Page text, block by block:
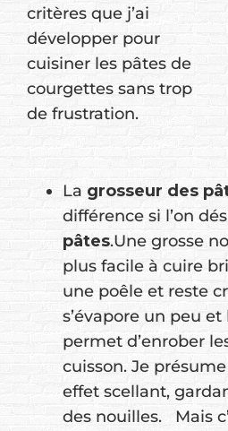
critères que j’ai
développer pour
cuisiner les pâtes de
courgettes sans trop
de frustration.
La grosseur des
différence si l’on
pâtes.Une grosse
plus facile à cuire
une poêle et reste
s’évapore un peu
permet d’enrober
cuisson. Je
effet scellant,
des nouilles. Mais